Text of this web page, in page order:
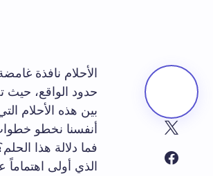
الأحلام نافذة
حدود الواقع،
بين هذه الأحلام
أنفسنا نخطو
فما دلالة هذا
الذي أولى